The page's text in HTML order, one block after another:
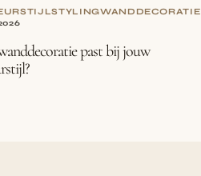
STYLINGWANDDECORATIE
past bij jouw